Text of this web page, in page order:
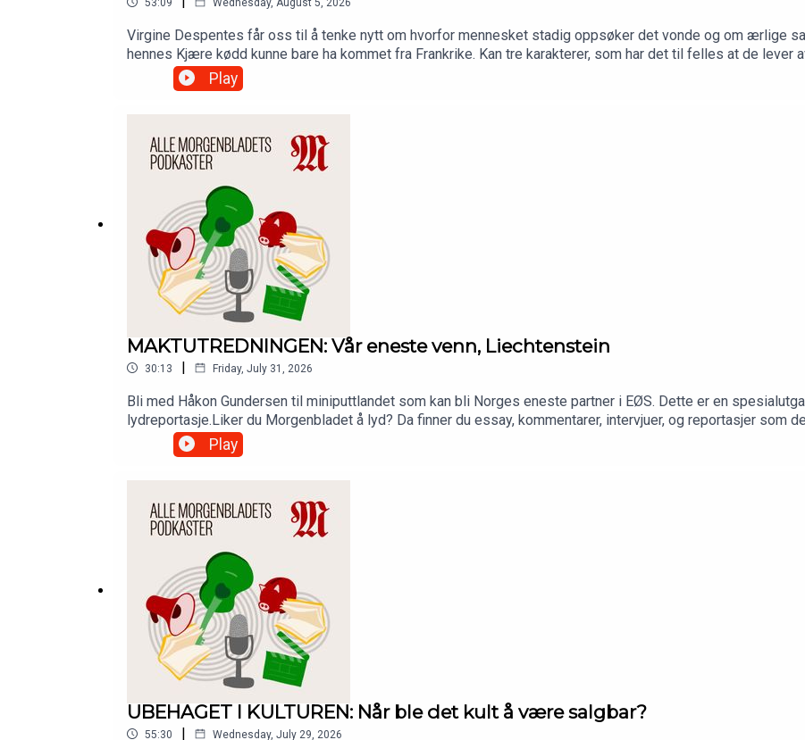
Virgine Despentes får oss til å tenke nytt om hvorfor mennesket stadig oppsøker det vonde og om ærlige
hennes Kjære kødd kunne bare ha kommet fra Frankrike. Kan tre karakterer, som har det til felles at de
stadig oppsøker det som ødelegger dem, gi oss håp om en ekte samtale i en verden der nærheten mellom
podkasten Ubehaget i kulturen, med Bernhard Ellefsen og Ingeborg Misje Bergem.
Play
MAKTUTREDNINGEN: Vår eneste venn, Liechtenstein
30:13 | Friday, July 31, 2026
Bli med Håkon Gundersen til miniputtlandet som kan bli Norges eneste partner i EØS. Dette er en
lydreportasje.Liker du Morgenbladet å lyd? Da finner du essay, kommentarer, intervjuer, og reportasjer som
Morgenbladets app.
Play
UBEHAGET I KULTUREN: Når ble det kult å være salgbar?
55:30 | Wednesday, July 29, 2026